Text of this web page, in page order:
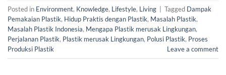
Posted in Environment, Knowledge, Lifestyle, Living Tagged Dampak
Pemakaian Plastik, Hidup Praktis dengan Plastik, Masalah Plastik,
Masalah Plastik Indonesia, Mengapa Plastik merusak Lingkungan,
Perjalanan Plastik, Plastik merusak Lingkungan, Polusi Plastik, Proses
Produksi Plastik
Leave a comment